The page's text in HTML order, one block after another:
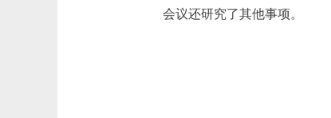
会议还研究了其他事项。